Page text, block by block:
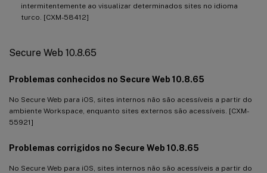
intermitentemente ao visualizar determinados sites no idioma
turco. [CXM-58412]
Secure Web 10.8.65
Problemas conhecidos no Secure Web 10.8.65
No Secure Web para iOS, sites internos não são acessíveis a partir do
ambiente Workspace, enquanto sites externos são acessíveis. [CXM-
55921]
Problemas corrigidos no Secure Web 10.8.65
No Secure Web para iOS, sites internos não são acessíveis a partir do